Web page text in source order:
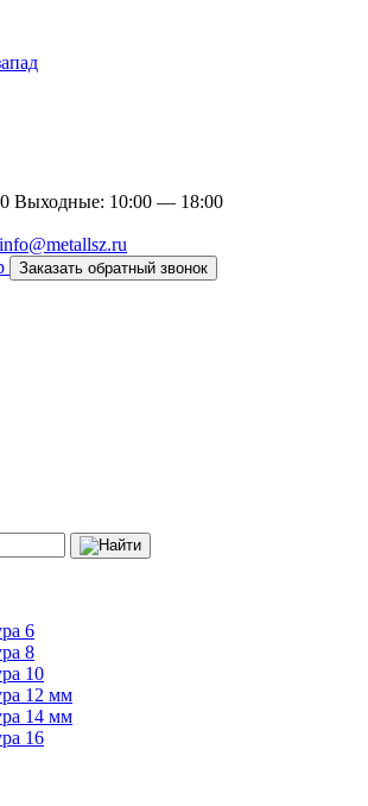
Выходные: 10:00 — 18:00
info@metallsz.ru
Заказать обратный звонок
6
8
10
12 мм
14 мм
16